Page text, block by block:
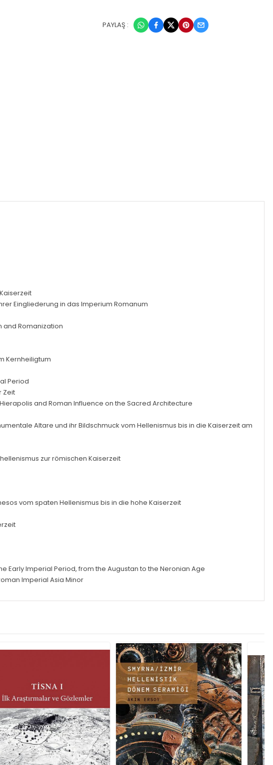
PAYLAŞ :
Eingliederung in das Imperium Romanum
and Romanization
Kernheiligtum
Period
Zeit
and Roman Influence on the Sacred Architecture
Altare und ihr Bildschmuck vom Hellenismus bis in die Kaiserzeit am
zur römischen Kaiserzeit
vom spaten Hellenismus bis in die hohe Kaiserzeit
Early Imperial Period, from the Augustan to the Neronian Age
Imperial Asia Minor